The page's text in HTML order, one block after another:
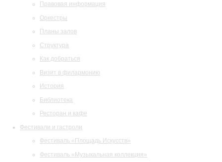
Правовая информация
Оркестры
Планы залов
Структура
Как добраться
Визит в филармонию
История
Библиотека
Ресторан и кафе
Фестивали и гастроли
Фестиваль «Площадь Искусств»
Фестиваль «Музыкальная коллекция»